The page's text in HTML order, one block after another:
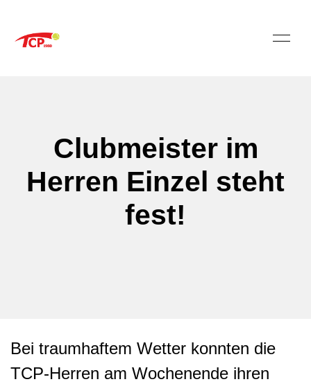
Clubmeister im
Herren Einzel steht
fest!
Bei traumhaftem Wetter konnten die
TCP-Herren am Wochenende ihren